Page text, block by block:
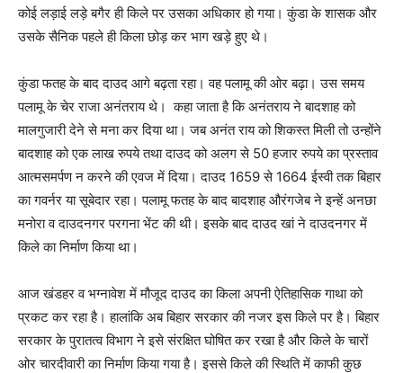
कोई लड़ाई लड़े बगैर ही किले पर उसका अधिकार हो गया। कुंडा के शासक और
उसके सैनिक पहले ही किला छोड़ कर भाग खड़े हुए थे।
कुंडा फतह के बाद दाउद आगे बढ़ता रहा। वह पलामू की ओर बढ़ा। उस समय
पलामू के चेर राजा अनंतराय थे। कहा जाता है कि अनंतराय ने बादशाह को
मालगुजारी देने से मना कर दिया था। जब अनंत राय को शिकस्त मिली तो उन्होंने
बादशाह को एक लाख रुपये तथा दाउद को अलग से 50 हजार रुपये का प्रस्ताव
आत्मसमर्पण न करने की एवज में दिया। दाउद 1659 से 1664 ईस्वी तक बिहार
का गवर्नर या सूबेदार रहा। पलामू फतह के बाद बादशाह औरंगजेब ने इन्हें अनछा
मनोरा व दाउदनगर परगना भेंट की थी। इसके बाद दाउद खां ने दाउदनगर में
किले का निर्माण किया था।
आज खंडहर व भग्नावेश में मौजूद दाउद का किला अपनी ऐतिहासिक गाथा को
प्रकट कर रहा है। हालांकि अब बिहार सरकार की नजर इस किले पर है। बिहार
सरकार के पुरातत्व विभाग ने इसे संरक्षित घोषित कर रखा है और किले के चारों
ओर चारदीवारी का निर्माण किया गया है। इससे किले की स्थिति में काफी कुछ